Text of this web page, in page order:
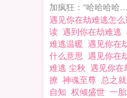
加疯狂：“哈哈哈哈
遇见你在劫难逃怎
读 遇到你在劫难逃
难逃温暖 遇见你在
什么意思 遇见你在
难逃 尘秋 遇见你在
撩 神魂至尊 总之
自知 权倾盛世 一